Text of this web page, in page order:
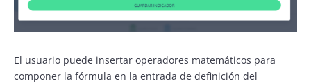
El usuario puede insertar operadores matemáticos para
componer la fórmula en la entrada de definición del